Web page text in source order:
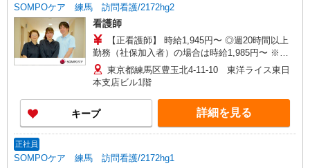
SOMPOケア 練馬 訪問看護/2172hg2
看護師
【正看護師】 時給1,945円〜 ◎週20時間以上
勤務（社保加入者）の場合は時給1,985円〜 ※各
種手当込 ※時給は経験により異なる
東京都練馬区豊玉北4-11-10 東洋ライス東日
本支店ビル1階
キープ 詳細を見る
正社員
SOMPOケア 練馬 訪問看護/2172hg1